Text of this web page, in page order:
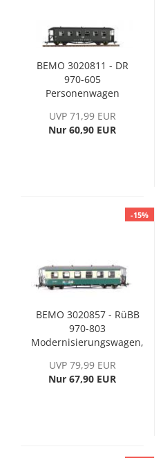
BEMO 3020811 - DR
970-605
Personenwagen
UVP 71,99 EUR
Nur 60,90 EUR
-15%
BEMO 3020857 - RüBB
970-803
Modernisierungswagen,
UVP 79,99 EUR
Nur 67,90 EUR